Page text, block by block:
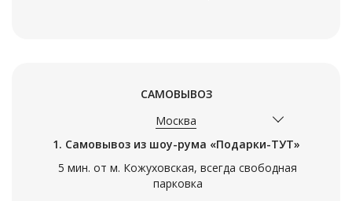
САМОВЫВОЗ
Москва
1. Самовывоз из шоу-рума «Подарки-ТУТ»
5 мин. от м. Кожуховская, всегда свободная
парковка